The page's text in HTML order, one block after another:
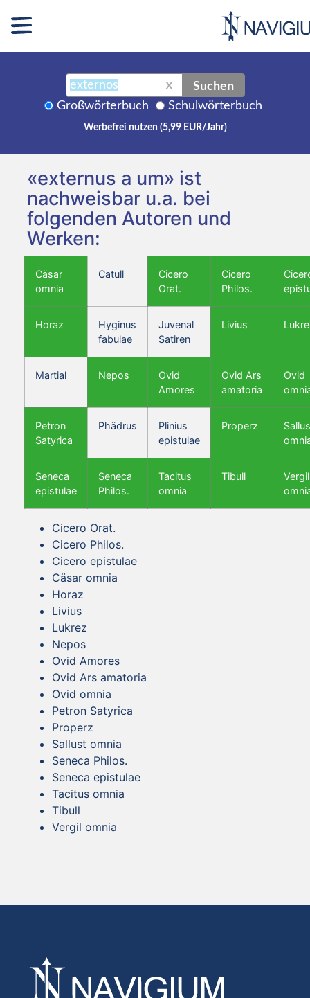
X Suchen
Großwörterbuch Schulwörterbuch
Werbefrei nutzen (5,99 EUR/Jahr)
«externus a um» ist
nachweisbar u.a. bei
folgenden Autoren und
Werken:
Cäsar
omnia
Catull
Cicero
Orat.
Cicero
Philos.
Horaz
Hyginus
fabulae
Juvenal
Satiren
Livius
Martial Nepos
Ovid
Amores
Ovid Ars
amatoria
Ovid
Petron
Satyrica
Phädrus
Plinius
epistulae
Properz
Seneca
epistulae
Seneca
Philos.
Tacitus
omnia
Tibull
Vergil
Cicero Orat.
Cicero Philos.
Cicero epistulae
Cäsar omnia
Horaz
Livius
Lukrez
Nepos
Ovid Amores
Ovid Ars amatoria
Ovid omnia
Petron Satyrica
Properz
Sallust omnia
Seneca Philos.
Seneca epistulae
Tacitus omnia
Tibull
Vergil omnia